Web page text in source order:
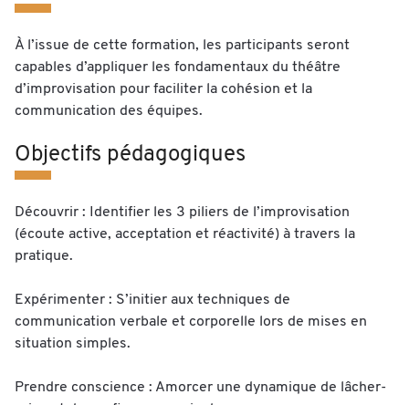
À l’issue de cette formation, les participants seront
capables d’appliquer les fondamentaux du théâtre
d’improvisation pour faciliter la cohésion et la
communication des équipes.
Objectifs pédagogiques
Découvrir : Identifier les 3 piliers de l’improvisation
(écoute active, acceptation et réactivité) à travers la
pratique.
Expérimenter : S’initier aux techniques de
communication verbale et corporelle lors de mises en
situation simples.
Prendre conscience : Amorcer une dynamique de lâcher-